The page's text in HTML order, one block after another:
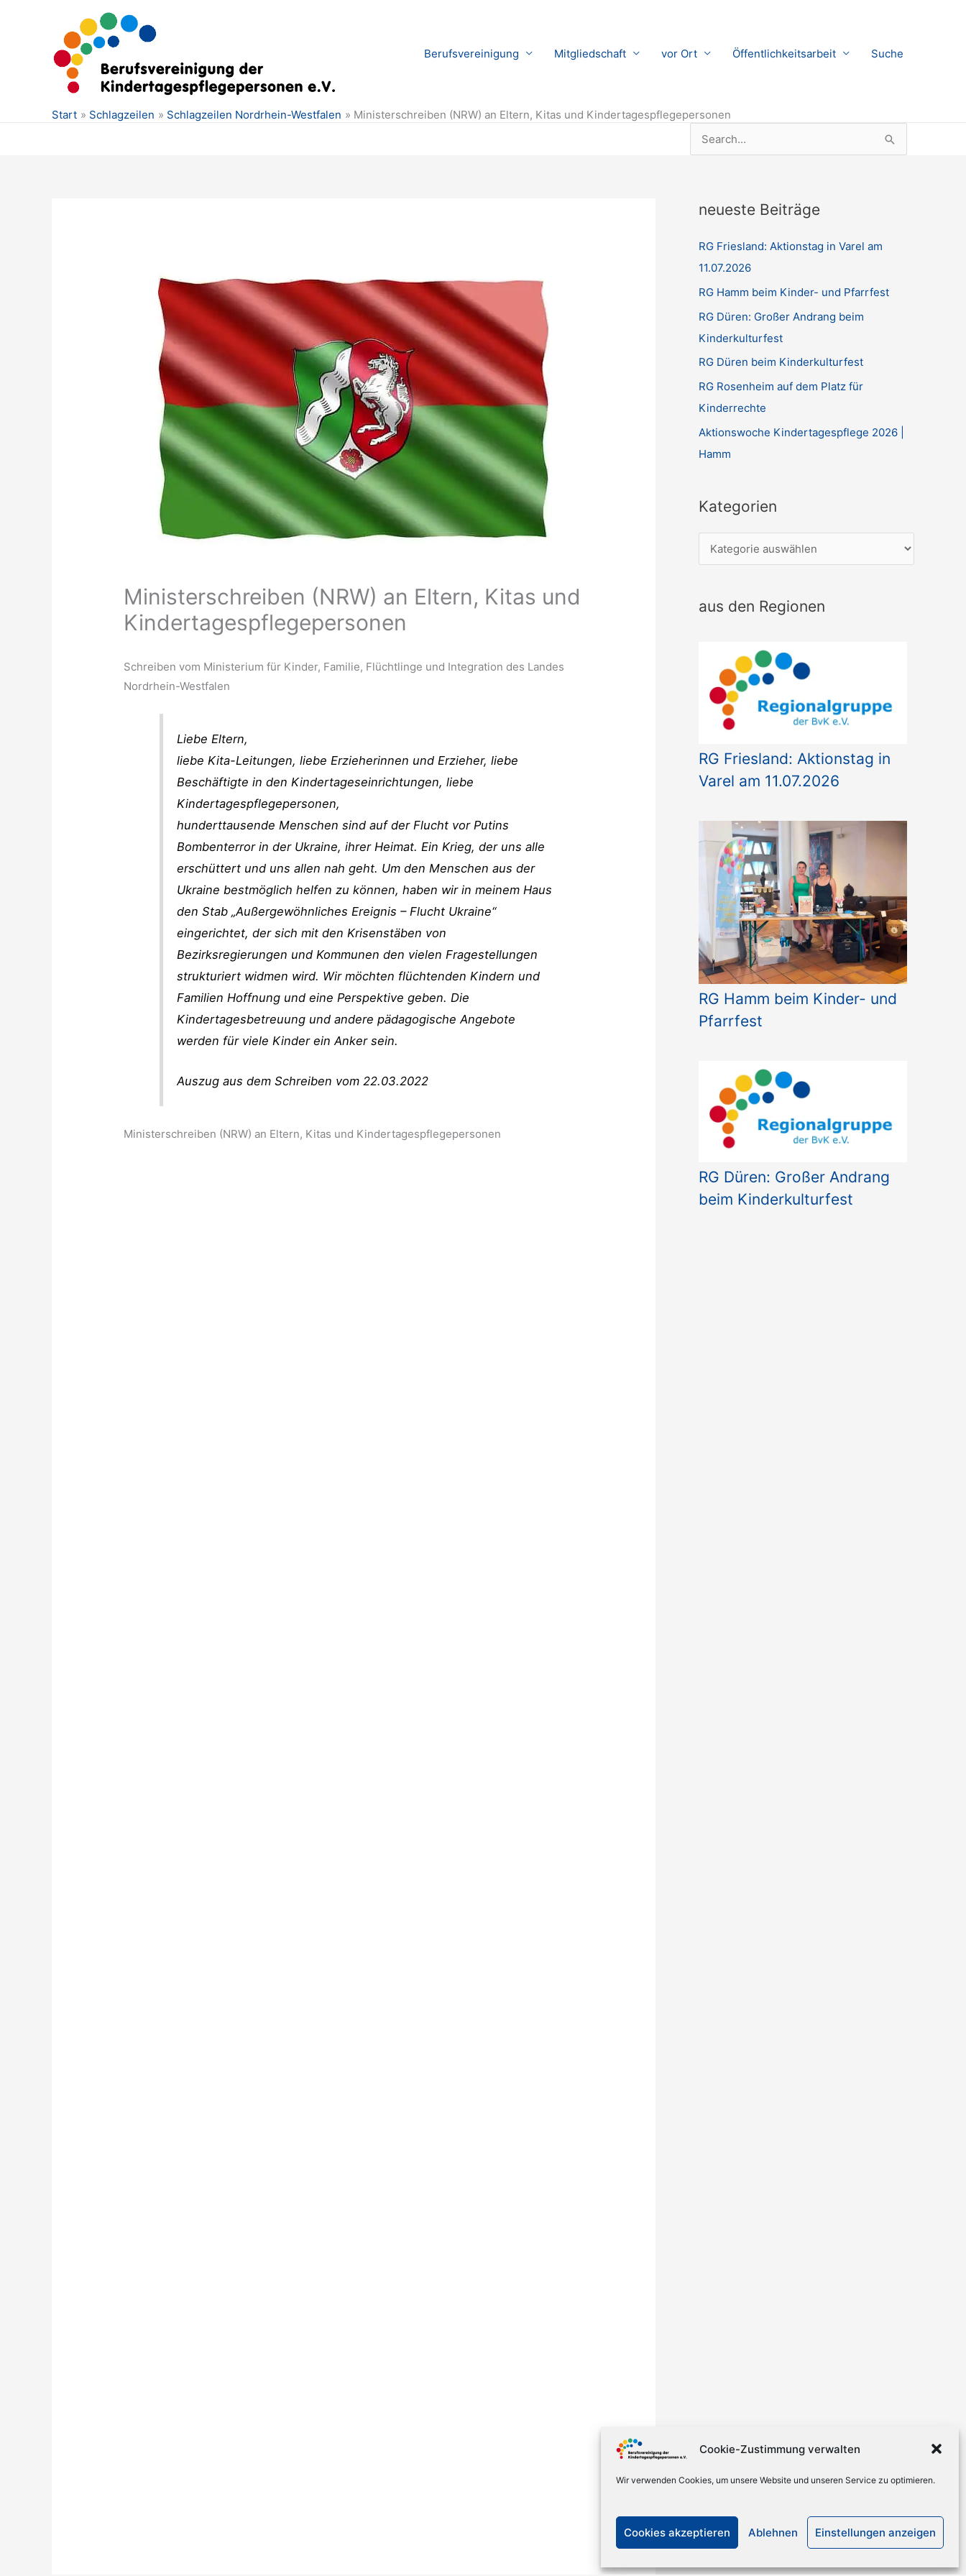
Cookie-Zustimmung verwalten
Wir verwenden Cookies, um unsere Website und unseren Service zu optimieren.
Cookies akzeptieren Ablehnen Einstellungen anzeigen
Berufsvereinigung Mitgliedschaft vor Ort Öffentlichkeitsarbeit Suche
Start Schlagzeilen Schlagzeilen Nordrhein-Westfalen
Ministerschreiben (NRW) an Eltern, Kitas und Kindertagespflegepersonen
Suchen
nach:
Ministerschreiben (NRW) an Eltern, Kitas und
Kindertagespflegepersonen
Schreiben vom Ministerium für Kinder, Familie, Flüchtlinge und Integration des Landes
Nordrhein-Westfalen
Liebe Eltern,
liebe Kita-Leitungen, liebe Erzieherinnen und Erzieher, liebe
Beschäftigte in den Kindertageseinrichtungen, liebe
Kindertagespflegepersonen,
hunderttausende Menschen sind auf der Flucht vor Putins
Bombenterror in der Ukraine, ihrer Heimat. Ein Krieg, der uns alle
erschüttert und uns allen nah geht. Um den Menschen aus der
Ukraine bestmöglich helfen zu können, haben wir in meinem Haus
den Stab „Außergewöhnliches Ereignis – Flucht Ukraine“
eingerichtet, der sich mit den Krisenstäben von
Bezirksregierungen und Kommunen den vielen Fragestellungen
strukturiert widmen wird. Wir möchten flüchtenden Kindern und
Familien Hoffnung und eine Perspektive geben. Die
Kindertagesbetreuung und andere pädagogische Angebote
werden für viele Kinder ein Anker sein.
Auszug aus dem Schreiben vom 22.03.2022
Ministerschreiben (NRW) an Eltern, Kitas und Kindertagespflegepersonen
neueste Beiträge
RG Friesland: Aktionstag in Varel am
11.07.2026
RG Hamm beim Kinder- und Pfarrfest
RG Düren: Großer Andrang beim
Kinderkulturfest
RG Düren beim Kinderkulturfest
RG Rosenheim auf dem Platz für
Kinderrechte
Aktionswoche Kindertagespflege 2026 |
Hamm
Kategorien
a
e
aus den Regionen
RG Friesland: Aktionstag in
Varel am 11.07.2026
RG Hamm beim Kinder- und
Pfarrfest
RG Düren: Großer Andrang
beim Kinderkulturfest